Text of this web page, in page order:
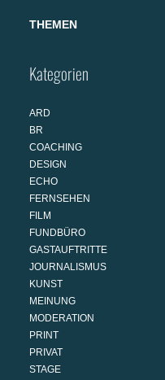
THEMEN
Kategorien
ARD
BR
COACHING
DESIGN
ECHO
FERNSEHEN
FILM
FUNDBÜRO
GASTAUFTRITTE
JOURNALISMUS
KUNST
MEINUNG
MODERATION
PRINT
PRIVAT
STAGE